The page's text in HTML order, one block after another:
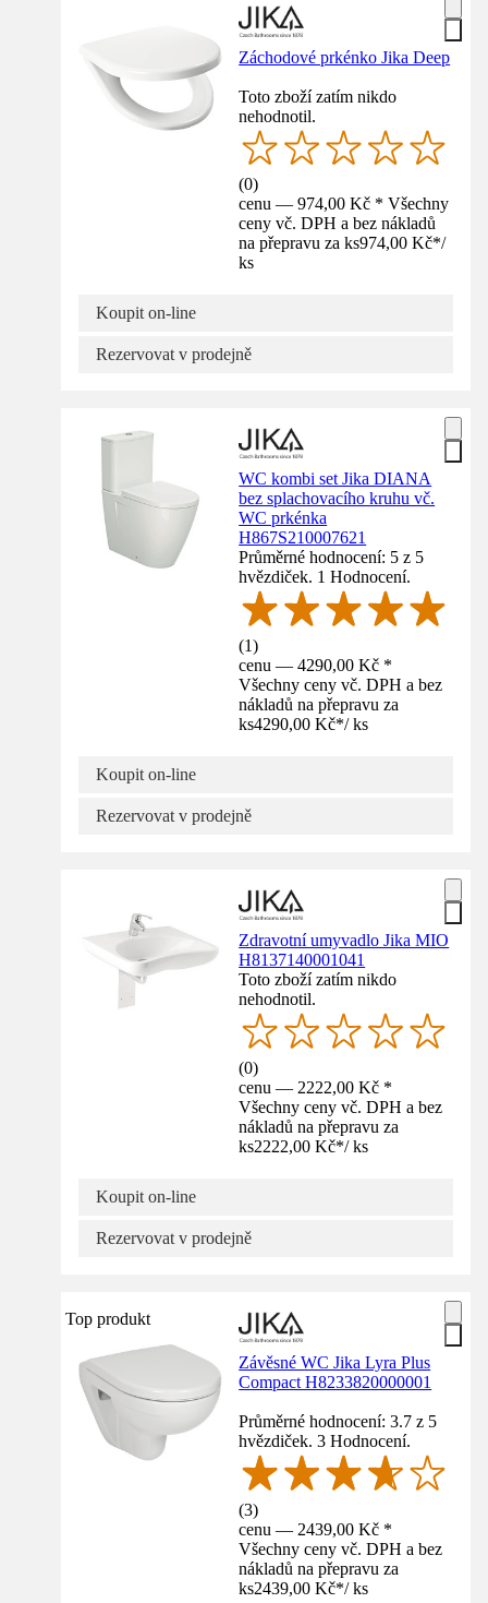
Záchodové prkénko Jika Deep
Toto zboží zatím nikdo
nehodnotil.
(0)
cenu — 974,00 Kč * Všechny
ceny vč. DPH a bez nákladů
na přepravu za ks974,00 Kč*/
ks
Koupit on-line
Rezervovat v prodejně
WC kombi set Jika DIANA
bez splachovacího kruhu vč.
WC prkénka
H867S210007621
Průměrné hodnocení: 5 z 5
hvězdiček. 1 Hodnocení.
(1)
cenu — 4290,00 Kč *
Všechny ceny vč. DPH a bez
nákladů na přepravu za
ks4290,00 Kč*/ ks
Koupit on-line
Rezervovat v prodejně
Zdravotní umyvadlo Jika MIO
H8137140001041
Toto zboží zatím nikdo
nehodnotil.
(0)
cenu — 2222,00 Kč *
Všechny ceny vč. DPH a bez
nákladů na přepravu za
ks2222,00 Kč*/ ks
Koupit on-line
Rezervovat v prodejně
Top produkt
Závěsné WC Jika Lyra Plus
Compact H8233820000001
Průměrné hodnocení: 3.7 z 5
hvězdiček. 3 Hodnocení.
(3)
cenu — 2439,00 Kč *
Všechny ceny vč. DPH a bez
nákladů na přepravu za
ks2439,00 Kč*/ ks